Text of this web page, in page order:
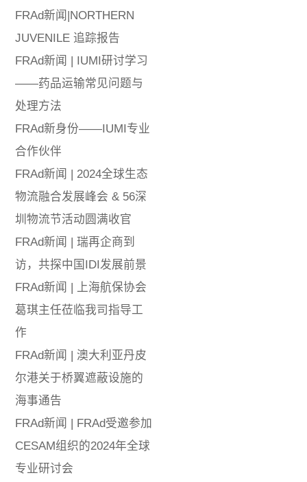
FRAd新闻|NORTHERN
JUVENILE 追踪报告
FRAd新闻 | IUMI研讨学习
——药品运输常见问题与
处理方法
FRAd新身份——IUMI专业
合作伙伴
FRAd新闻 | 2024全球生态
物流融合发展峰会 & 56深
圳物流节活动圆满收官
FRAd新闻 | 瑞再企商到
访，共探中国IDI发展前景
FRAd新闻 | 上海航保协会
葛琪主任莅临我司指导工
作
FRAd新闻 | 澳大利亚丹皮
尔港关于桥翼遮蔽设施的
海事通告
FRAd新闻 | FRAd受邀参加
CESAM组织的2024年全球
专业研讨会